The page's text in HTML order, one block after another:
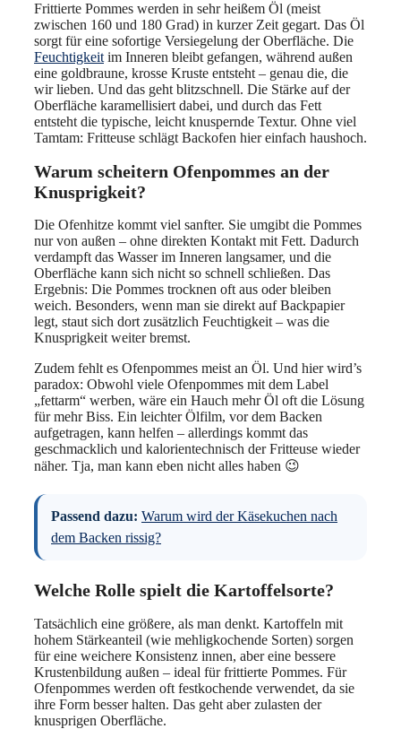
Frittierte Pommes werden in sehr heißem Öl (meist
zwischen 160 und 180 Grad) in kurzer Zeit gegart. Das Öl
sorgt für eine sofortige Versiegelung der Oberfläche. Die
Feuchtigkeit im Inneren bleibt gefangen, während außen
eine goldbraune, krosse Kruste entsteht – genau die, die
wir lieben. Und das geht blitzschnell. Die Stärke auf der
Oberfläche karamellisiert dabei, und durch das Fett
entsteht die typische, leicht knuspernde Textur. Ohne viel
Tamtam: Fritteuse schlägt Backofen hier einfach haushoch.
Warum scheitern Ofenpommes an der
Knusprigkeit?
Die Ofenhitze kommt viel sanfter. Sie umgibt die Pommes
nur von außen – ohne direkten Kontakt mit Fett. Dadurch
verdampft das Wasser im Inneren langsamer, und die
Oberfläche kann sich nicht so schnell schließen. Das
Ergebnis: Die Pommes trocknen oft aus oder bleiben
weich. Besonders, wenn man sie direkt auf Backpapier
legt, staut sich dort zusätzlich Feuchtigkeit – was die
Knusprigkeit weiter bremst.
Zudem fehlt es Ofenpommes meist an Öl. Und hier wird’s
paradox: Obwohl viele Ofenpommes mit dem Label
„fettarm“ werben, wäre ein Hauch mehr Öl oft die Lösung
für mehr Biss. Ein leichter Ölfilm, vor dem Backen
aufgetragen, kann helfen – allerdings kommt das
geschmacklich und kalorientechnisch der Fritteuse wieder
näher. Tja, man kann eben nicht alles haben 😉
Passend dazu: Warum wird der Käsekuchen nach
dem Backen rissig?
Welche Rolle spielt die Kartoffelsorte?
Tatsächlich eine größere, als man denkt. Kartoffeln mit
hohem Stärkeanteil (wie mehligkochende Sorten) sorgen
für eine weichere Konsistenz innen, aber eine bessere
Krustenbildung außen – ideal für frittierte Pommes. Für
Ofenpommes werden oft festkochende verwendet, da sie
ihre Form besser halten. Das geht aber zulasten der
knusprigen Oberfläche.